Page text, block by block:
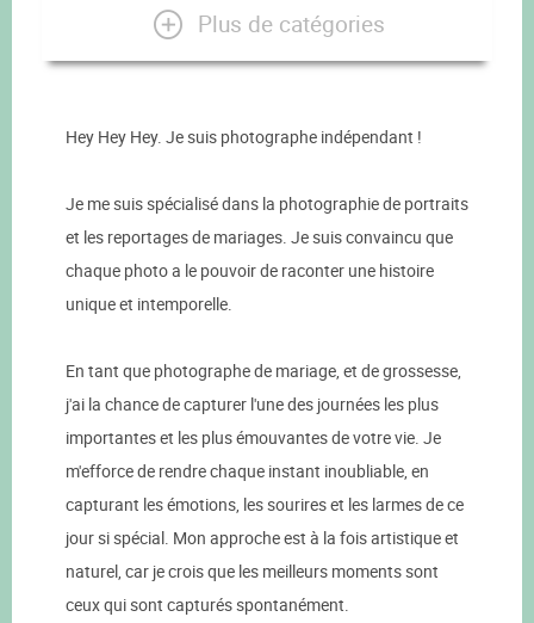
Plus de catégories
Hey Hey Hey. Je suis photographe indépendant !
Je me suis spécialisé dans la photographie de portraits
et les reportages de mariages. Je suis convaincu que
chaque photo a le pouvoir de raconter une histoire
unique et intemporelle.
En tant que photographe de mariage, et de grossesse,
j'ai la chance de capturer l'une des journées les plus
importantes et les plus émouvantes de votre vie. Je
m'efforce de rendre chaque instant inoubliable, en
capturant les émotions, les sourires et les larmes de ce
jour si spécial. Mon approche est à la fois artistique et
naturel, car je crois que les meilleurs moments sont
ceux qui sont capturés spontanément.